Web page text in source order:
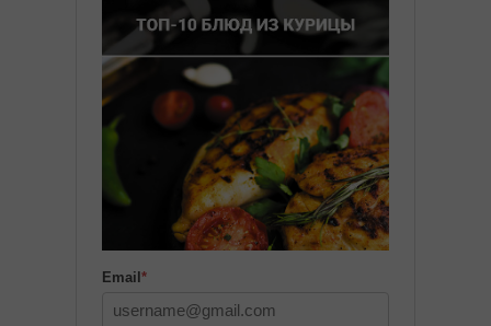
Email *